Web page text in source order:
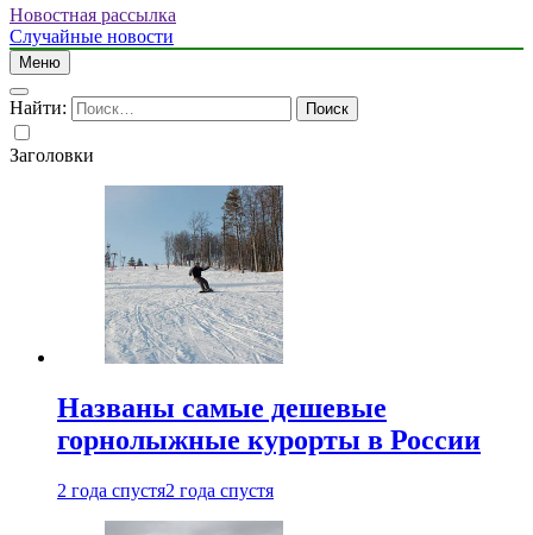
Новостная рассылка
Случайные новости
Меню
Найти:
Заголовки
Названы самые дешевые
горнолыжные курорты в России
2 года спустя2 года спустя